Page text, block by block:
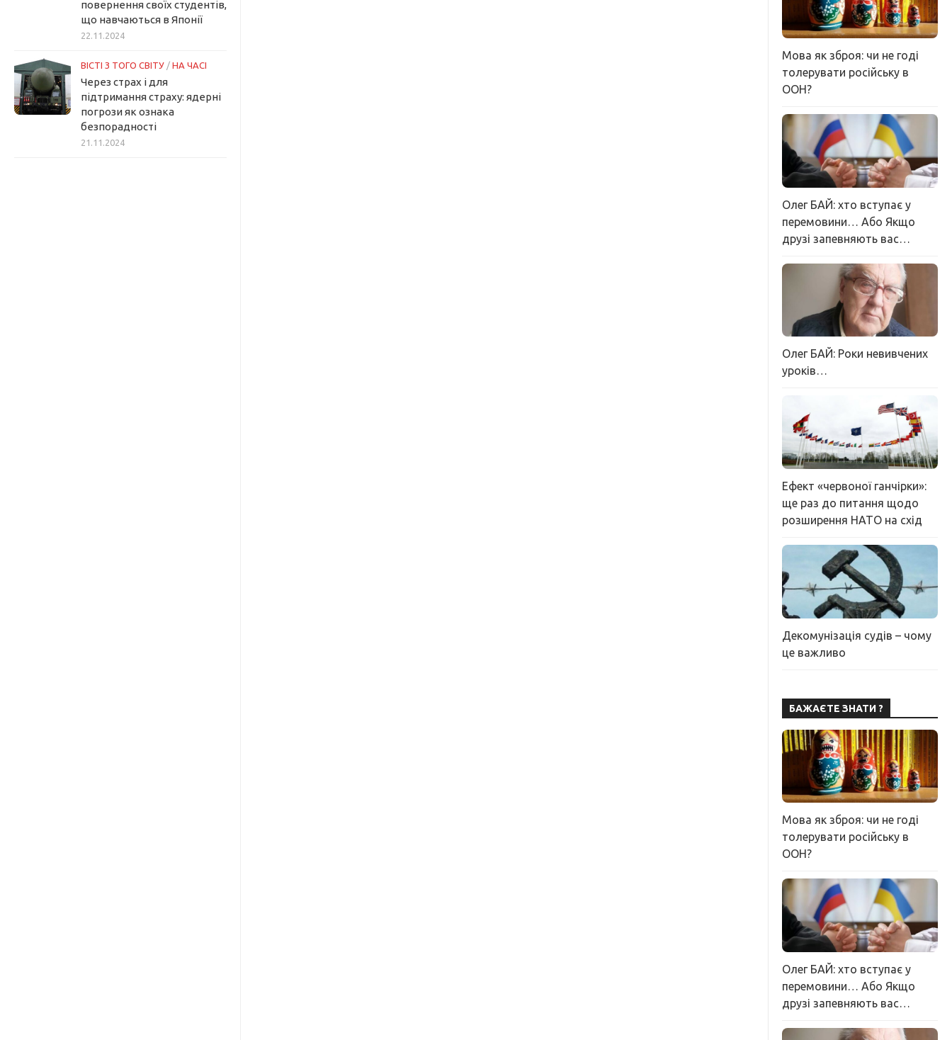
повернення своїх студентів,
що навчаються в Японії
22.11.2024
ВІСТІ З ТОГО СВІТУ / НА ЧАСІ
Через страх і для
підтримання страху: ядерні
погрози як ознака
безпорадності
21.11.2024
Мова як зброя: чи не годі
толерувати російську в
ООН?
Олег БАЙ: хто вступає у
перемовини… Або Якщо
друзі запевняють вас…
Олег БАЙ: Роки невивчених
уроків…
Ефект «червоної ганчірки»:
ще раз до питання щодо
розширення НАТО на схід
Декомунізація судів – чому
це важливо
БАЖАЄТЕ ЗНАТИ ?
Мова як зброя: чи не годі
толерувати російську в
ООН?
Олег БАЙ: хто вступає у
перемовини… Або Якщо
друзі запевняють вас…